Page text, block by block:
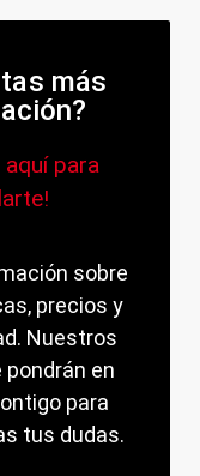
más
aquí para
sobre
precios y
Nuestros
en
para
tus dudas.